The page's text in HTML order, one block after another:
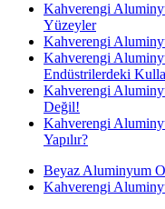
Kahverengi
Yüzeyler
Kahverengi
Kahverengi
Endüstrilerdeki
Kahverengi
Değil!
Kahverengi
Yapılır?
Beyaz Aluminyum
Kahverengi